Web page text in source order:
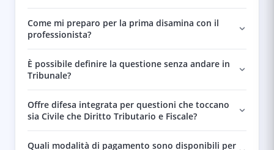
Come mi preparo per la prima disamina con il
professionista?
È possibile definire la questione senza andare in
Tribunale?
Offre difesa integrata per questioni che toccano
sia Civile che Diritto Tributario e Fiscale?
Quali modalità di pagamento sono disponibili per